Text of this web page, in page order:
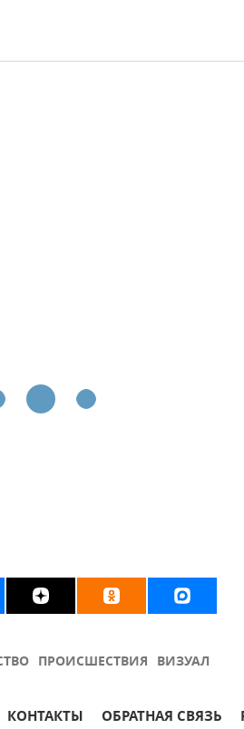
ПРОИСШЕСТВИЯ ВИЗУАЛ
КОНТАКТЫ ОБРАТНАЯ СВЯЗЬ